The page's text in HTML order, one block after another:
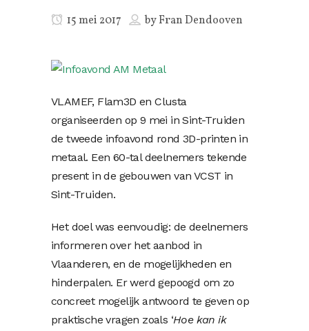
15 mei 2017 byFran Dendooven
VLAMEF, Flam3D en Clusta
organiseerden op 9 mei in Sint-Truiden
de tweede infoavond rond 3D-printen in
metaal. Een 60-tal deelnemers tekende
present in de gebouwen van VCST in
Sint-Truiden.
Het doel was eenvoudig: de deelnemers
informeren over het aanbod in
Vlaanderen, en de mogelijkheden en
hinderpalen. Er werd gepoogd om zo
concreet mogelijk antwoord te geven op
praktische vragen zoals ‘Hoe kan ik